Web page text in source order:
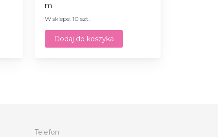
m
W sklepe: 10 szt.
Dodaj do koszyka
Telefon